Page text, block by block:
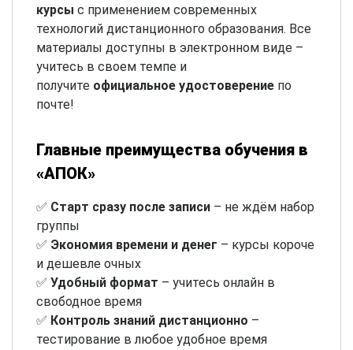
курсы с применением современных
технологий дистанционного образования. Все
материалы доступны в электронном виде –
учитесь в своем темпе и
получите официальное удостоверение по
почте!
Главные преимущества обучения в
«АПОК»
✅ Старт сразу после записи – не ждём набор
группы
✅ Экономия времени и денег – курсы короче
и дешевле очных
✅ Удобный формат – учитесь онлайн в
свободное время
✅ Контроль знаний дистанционно –
тестирование в любое удобное время